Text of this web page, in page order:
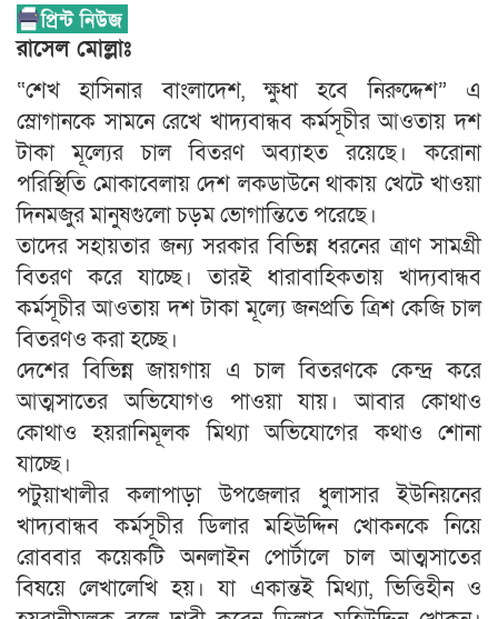
রাসেল মোল্লাঃ
“শেখ হাসিনার বাংলাদেশ, ক্ষুধা হবে নিরুদ্দেশ” এ
স্লোগানকে সামনে রেখে খাদ্যবান্ধব কর্মসূচীর আওতায় দশ
টাকা মূল্যের চাল বিতরণ অব্যাহত রয়েছে। করোনা
পরিস্থিতি মোকাবেলায় দেশ লকডাউনে থাকায় খেটে খাওয়া
দিনমজুর মানুষগুলো চড়ম ভোগান্তিতে পরেছে।
তাদের সহায়তার জন্য সরকার বিভিন্ন ধরনের ত্রাণ সামগ্রী
বিতরণ করে যাচ্ছে। তারই ধারাবাহিকতায় খাদ্যবান্ধব
কর্মসূচীর আওতায় দশ টাকা মূল্যে জনপ্রতি ত্রিশ কেজি চাল
বিতরণও করা হচ্ছে।
দেশের বিভিন্ন জায়গায় এ চাল বিতরণকে কেন্দ্র করে
আত্মসাতের অভিযোগও পাওয়া যায়। আবার কোথাও
কোথাও হয়রানিমূলক মিথ্যা অভিযোগের কথাও শোনা
যাচ্ছে।
পটুয়াখালীর কলাপাড়া উপজেলার ধুলাসার ইউনিয়নের
খাদ্যবান্ধব কর্মসূচীর ডিলার মহিউদ্দিন খোকনকে নিয়ে
রোববার কয়েকটি অনলাইন পোর্টালে চাল আত্মসাতের
বিষয়ে লেখালেখি হয়। যা একান্তই মিথ্যা, ভিত্তিহীন ও